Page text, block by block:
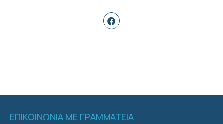
ΕΠΙΚΟΙΝΩΝΙΑ ΜΕ ΓΡΑΜΜΑΤΕΙΑ